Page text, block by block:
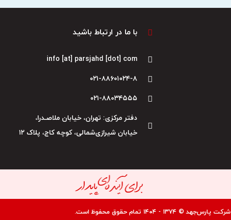
با ما در ارتباط باشید
info [at] parsjahd [dot] com
۰۲۱-۸۸۶۰۱۰۲۴-۸
۰۲۱-۸۸۰۳۴۵۵۵
دفتر مرکزی: تهران، خیابان ملاصـدرا،
خیابان شیرازی‌شمالی، کوچه کاج، پلاک ۱۲
شرکت پارس‌جهد © ۱۳۷۴ - ۱۴۰۴ تمام حقوق محفوظ است.